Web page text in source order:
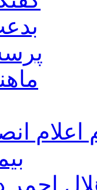
اعلام
احمر